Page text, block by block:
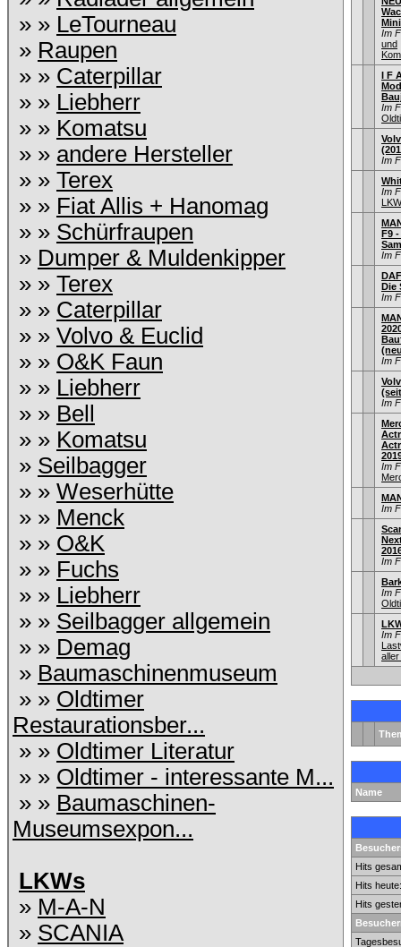
» » LeTourneau
» Raupen
» » Caterpillar
» » Liebherr
» » Komatsu
» » andere Hersteller
» » Terex
» » Fiat Allis + Hanomag
» » Schürfraupen
» Dumper & Muldenkipper
» » Terex
» » Caterpillar
» » Volvo & Euclid
» » O&K Faun
» » Liebherr
» » Bell
» » Komatsu
» Seilbagger
» » Weserhütte
» » Menck
» » O&K
» » Fuchs
» » Liebherr
» » Seilbagger allgemein
» » Demag
» Baumaschinenmuseum
» » Oldtimer
Restaurationsber...
» » Oldtimer Literatur
» » Oldtimer - interessante M...
» » Baumaschinen-
Museumsexpon...
LKWs
» M-A-N
» SCANIA
Im
und
I F
Im
Im
Im
F9
Im
Die
Im
Im
Im
Im
Im
Im
Im
Im
aller
Name
Hits
Hits heute:
Hits